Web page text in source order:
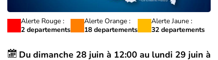
Alerte Rouge :
2 departements
Alerte Orange :
18 departements
Alerte Jaune :
32 departements
Du dimanche 28 juin à 12:00 au lundi 29 juin à